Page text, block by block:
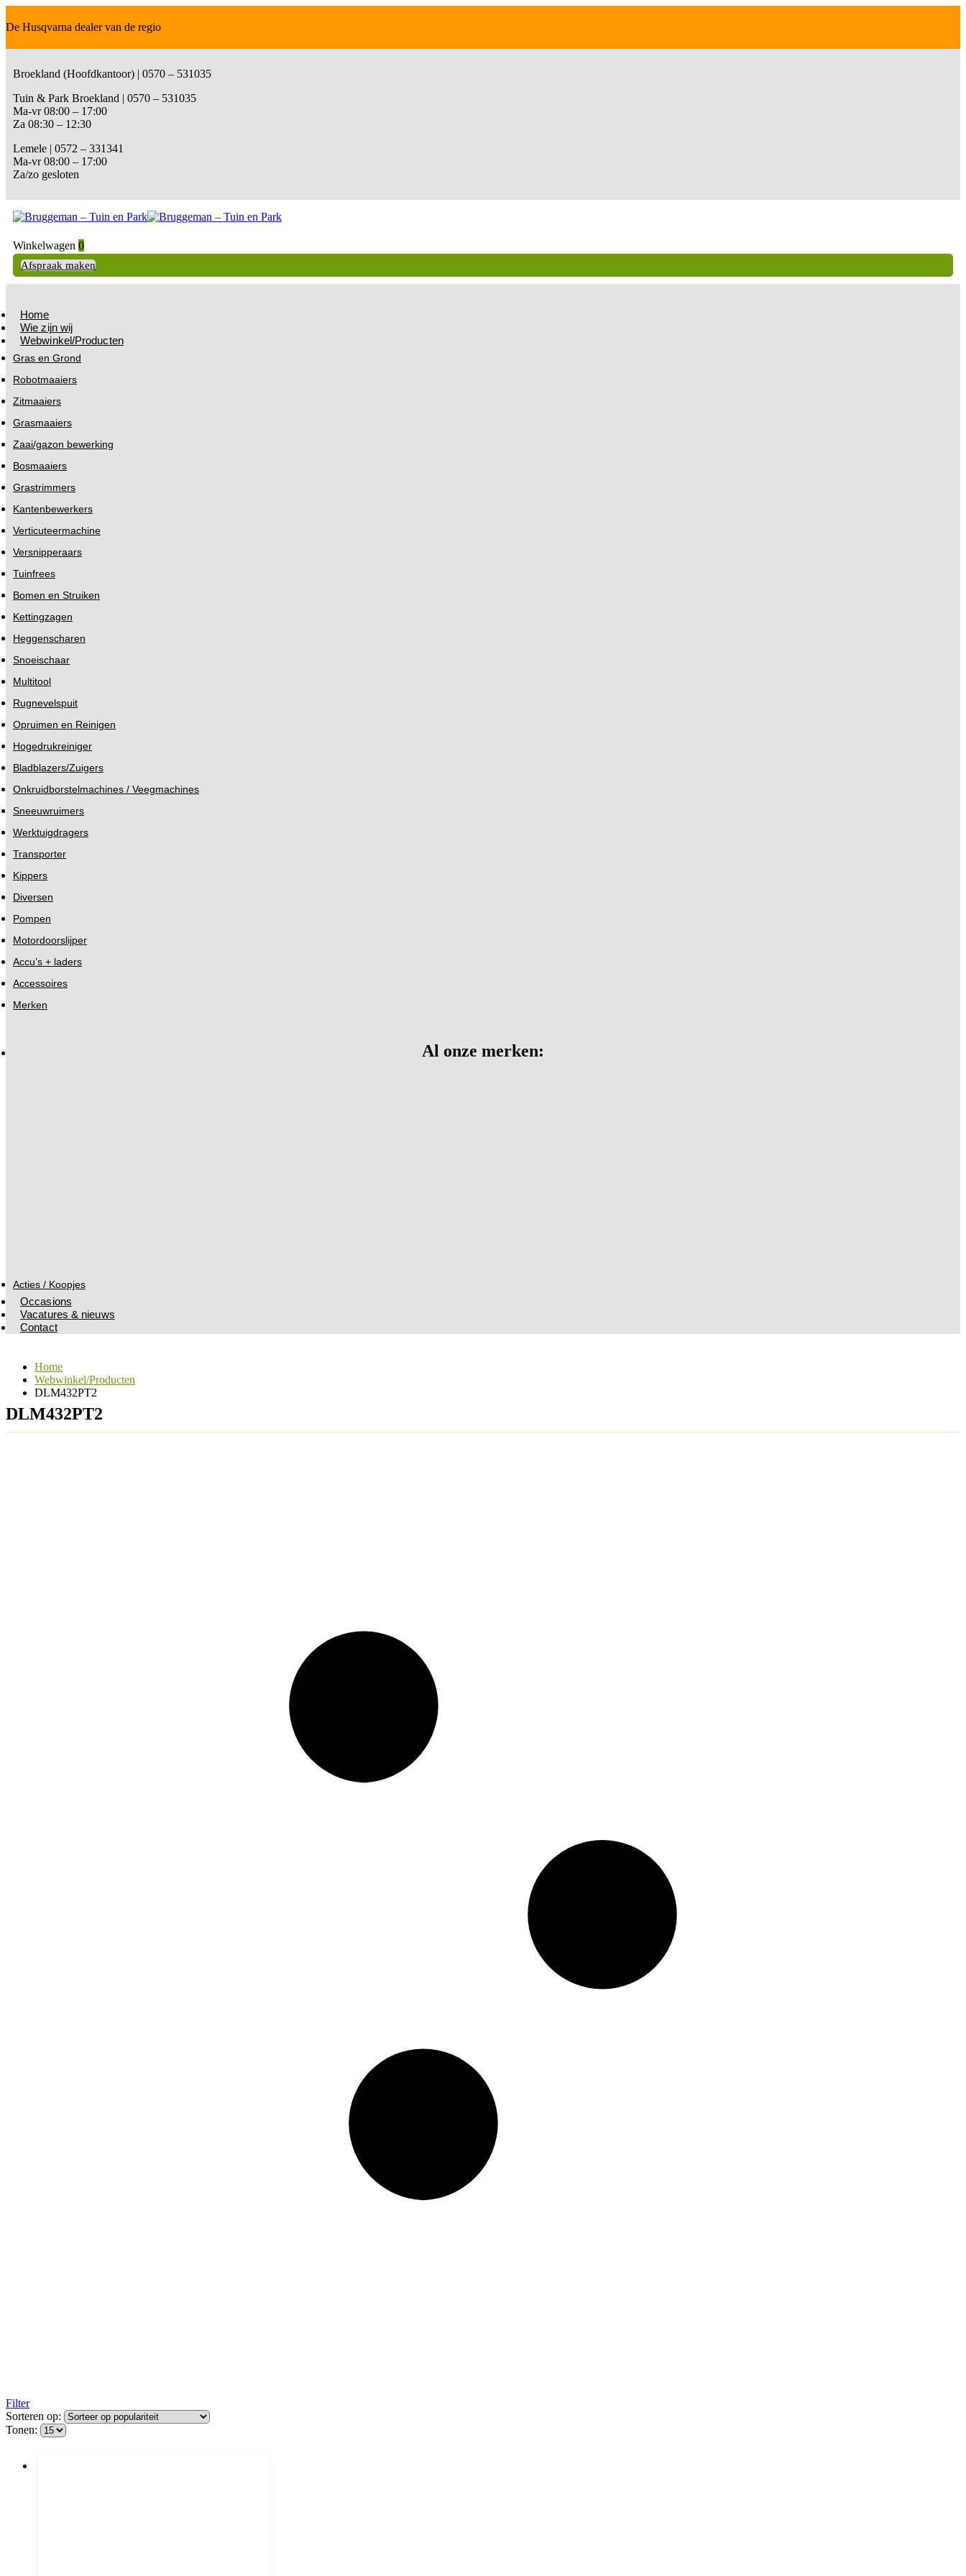
De Husqvarna dealer van de regio
Broekland (Hoofdkantoor) | 0570 – 531035
Tuin & Park Broekland | 0570 – 531035
Ma-vr 08:00 – 17:00
Za 08:30 – 12:30
Lemele | 0572 – 331341
Ma-vr 08:00 – 17:00
Za/zo gesloten
Winkelwagen 0
Afspraak maken
Home
Wie zijn wij
Webwinkel/Producten
Gras en Grond
Robotmaaiers
Zitmaaiers
Grasmaaiers
Zaai/gazon bewerking
Bosmaaiers
Grastrimmers
Kantenbewerkers
Verticuteermachine
Versnipperaars
Tuinfrees
Bomen en Struiken
Kettingzagen
Heggenscharen
Snoeischaar
Multitool
Rugnevelspuit
Opruimen en Reinigen
Hogedrukreiniger
Bladblazers/Zuigers
Onkruidborstelmachines / Veegmachines
Sneeuwruimers
Werktuigdragers
Transporter
Kippers
Diversen
Pompen
Motordoorslijper
Accu’s + laders
Accessoires
Merken
Al onze merken:
Acties / Koopjes
Occasions
Vacatures & nieuws
Contact
Home
Webwinkel/Producten
DLM432PT2
DLM432PT2
Filter
Sorteren op:
Tonen: